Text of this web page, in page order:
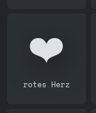
❤️
rotes Herz